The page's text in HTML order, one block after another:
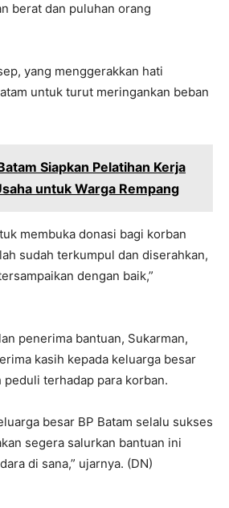
berat dan puluhan orang
yang menggerakkan hati
untuk turut meringankan beban
Siapkan Pelatihan Kerja
untuk Warga Rempang
membuka donasi bagi korban
sudah terkumpul dan diserahkan,
dengan baik,”
penerima bantuan, Sukarman,
kasih kepada keluarga besar
peduli terhadap para korban.
besar BP Batam selalu sukses
segera salurkan bantuan ini
di sana,” ujarnya. (DN)